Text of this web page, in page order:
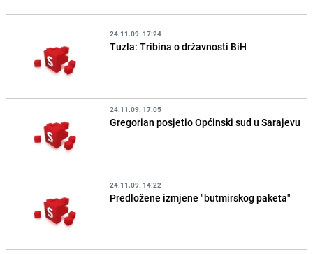
24.11.09. 17:24
Tuzla: Tribina o državnosti BiH
24.11.09. 17:05
Gregorian posjetio Općinski sud u Sarajevu
24.11.09. 14:22
Predložene izmjene "butmirskog paketa"